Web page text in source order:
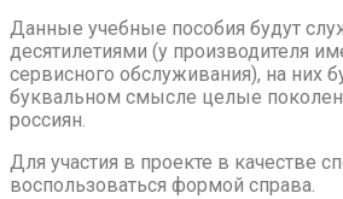
Данные учебные пособия будут
десятилетиями (у производителя
сервисного обслуживания), на них
буквальном смысле целые
россиян.
Для участия в проекте в качестве
воспользоваться формой справа.